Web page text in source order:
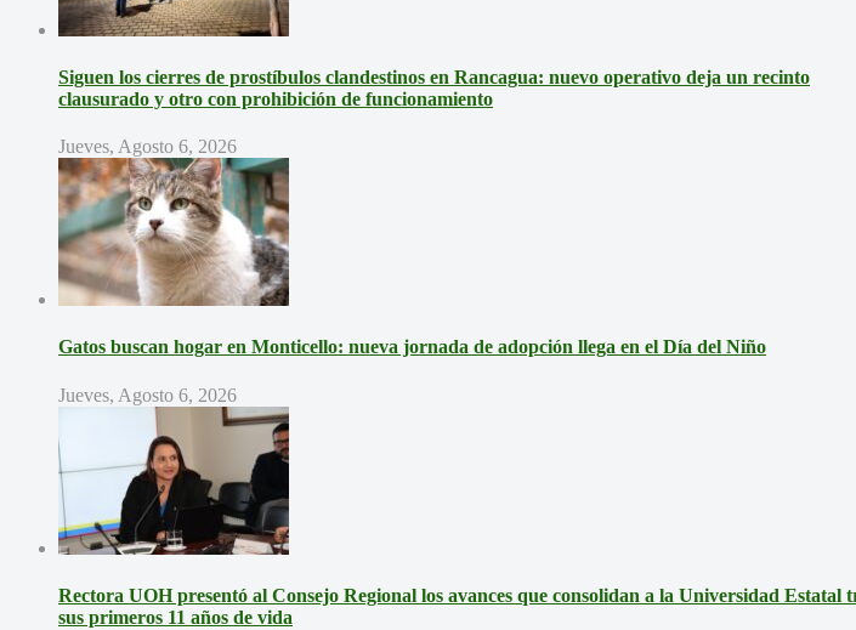
Siguen los cierres de prostíbulos clandestinos en Rancagua: nuevo operativo deja un recinto
clausurado y otro con prohibición de funcionamiento
Jueves, Agosto 6, 2026
Gatos buscan hogar en Monticello: nueva jornada de adopción llega en el Día del Niño
Jueves, Agosto 6, 2026
Rectora UOH presentó al Consejo Regional los avances que consolidan a la Universidad Estatal
sus primeros 11 años de vida